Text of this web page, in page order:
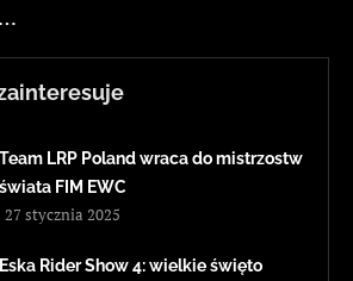
Team LRP Poland wraca do mistrzostw
świata FIM EWC
27 stycznia 2025
Eska Rider Show 4: wielkie święto